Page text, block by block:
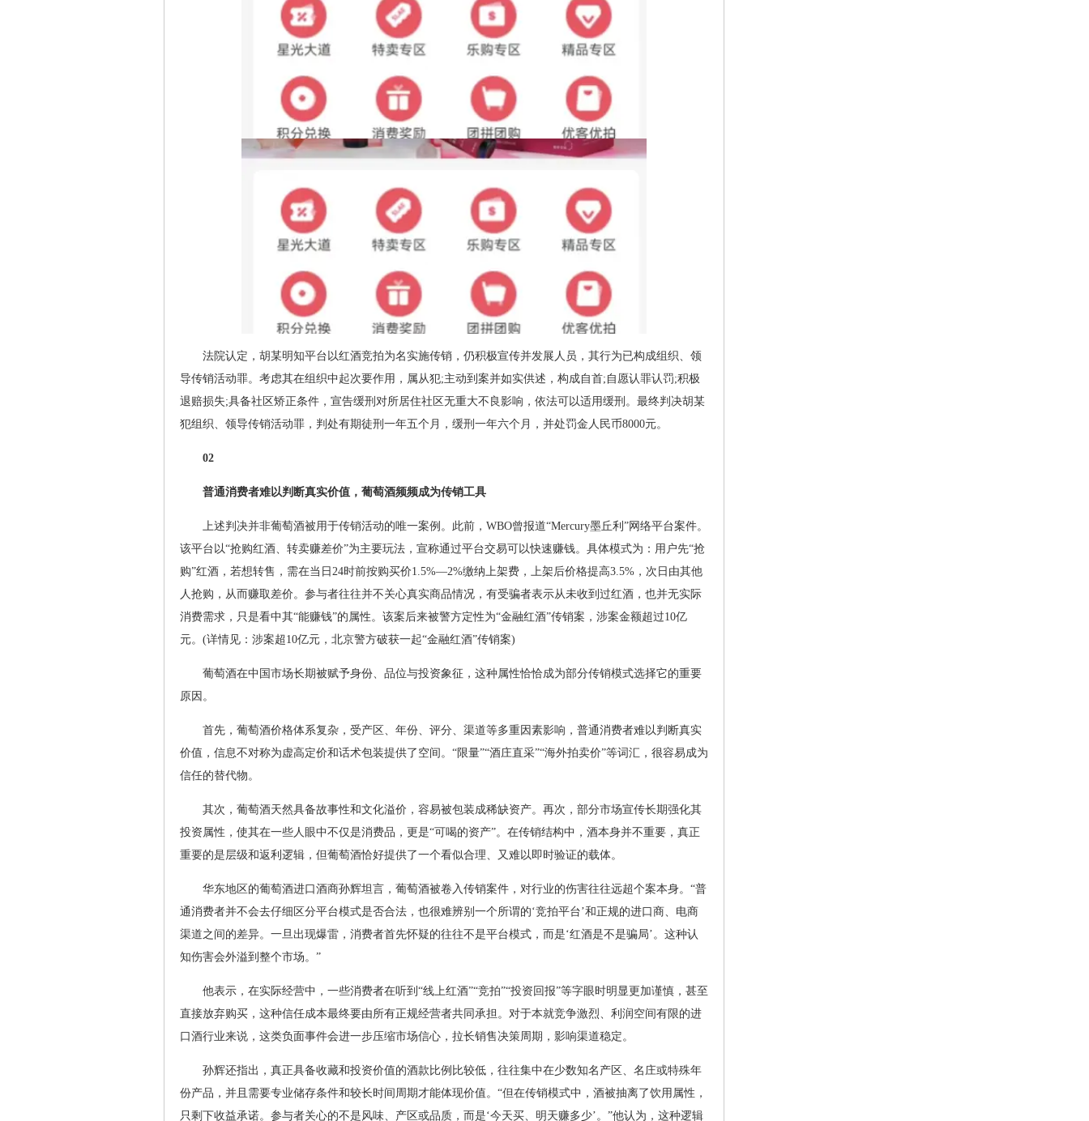
法院认定，胡某明知平台以红酒竞拍为名实施传销，仍积极宣传并发展人员，其行为已构成组织、领
导传销活动罪。考虑其在组织中起次要作用，属从犯;主动到案并如实供述，构成自首;自愿认罪认罚;积极
退赔损失;具备社区矫正条件，宣告缓刑对所居住社区无重大不良影响，依法可以适用缓刑。最终判决胡某
犯组织、领导传销活动罪，判处有期徒刑一年五个月，缓刑一年六个月，并处罚金人民币8000元。
02
普通消费者难以判断真实价值，葡萄酒频频成为传销工具
上述判决并非葡萄酒被用于传销活动的唯一案例。此前，WBO曾报道“Mercury墨丘利”网络平台案件。
该平台以“抢购红酒、转卖赚差价”为主要玩法，宣称通过平台交易可以快速赚钱。具体模式为：用户先“抢
购”红酒，若想转售，需在当日24时前按购买价1.5%—2%缴纳上架费，上架后价格提高3.5%，次日由其他
人抢购，从而赚取差价。参与者往往并不关心真实商品情况，有受骗者表示从未收到过红酒，也并无实际
消费需求，只是看中其“能赚钱”的属性。该案后来被警方定性为“金融红酒”传销案，涉案金额超过10亿
元。(详情见：涉案超10亿元，北京警方破获一起“金融红酒”传销案)
葡萄酒在中国市场长期被赋予身份、品位与投资象征，这种属性恰恰成为部分传销模式选择它的重要
原因。
首先，葡萄酒价格体系复杂，受产区、年份、评分、渠道等多重因素影响，普通消费者难以判断真实
价值，信息不对称为虚高定价和话术包装提供了空间。“限量”“酒庄直采”“海外拍卖价”等词汇，很容易成为
信任的替代物。
其次，葡萄酒天然具备故事性和文化溢价，容易被包装成稀缺资产。再次，部分市场宣传长期强化其
投资属性，使其在一些人眼中不仅是消费品，更是“可喝的资产”。在传销结构中，酒本身并不重要，真正
重要的是层级和返利逻辑，但葡萄酒恰好提供了一个看似合理、又难以即时验证的载体。
华东地区的葡萄酒进口酒商孙辉坦言，葡萄酒被卷入传销案件，对行业的伤害往往远超个案本身。“普
通消费者并不会去仔细区分平台模式是否合法，也很难辨别一个所谓的‘竞拍平台’和正规的进口商、电商
渠道之间的差异。一旦出现爆雷，消费者首先怀疑的往往不是平台模式，而是‘红酒是不是骗局’。这种认
知伤害会外溢到整个市场。”
他表示，在实际经营中，一些消费者在听到“线上红酒”“竞拍”“投资回报”等字眼时明显更加谨慎，甚至
直接放弃购买，这种信任成本最终要由所有正规经营者共同承担。对于本就竞争激烈、利润空间有限的进
口酒行业来说，这类负面事件会进一步压缩市场信心，拉长销售决策周期，影响渠道稳定。
孙辉还指出，真正具备收藏和投资价值的酒款比例比较低，往往集中在少数知名产区、名庄或特殊年
份产品，并且需要专业储存条件和较长时间周期才能体现价值。“但在传销模式中，酒被抽离了饮用属性，
只剩下收益承诺。参与者关心的不是风味、产区或品质，而是‘今天买、明天赚多少’。”他认为，这种逻辑